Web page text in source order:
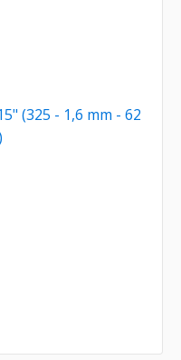
(325 - 1,6 mm - 62